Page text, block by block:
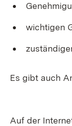
wichtigen
Es gibt auch
Auf der